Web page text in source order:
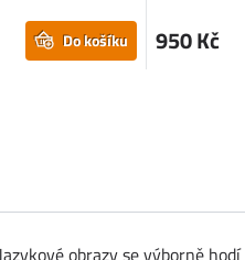
Do košíku 950 Kč
obrazy se výborně